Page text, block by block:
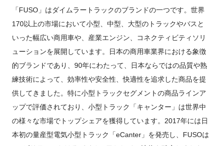
「FUSO」はダイムラートラックのブランドの一つです。世界
170以上の市場において小型、中型、大型のトラックやバスと
いった幅広い商用車や、産業エンジン、コネクティビティソリ
ューションを展開しています。日本の商用車業界における象徴
的ブランドであり、90年にわたって、日本ならではの品質や熟
練技術によって、効率性や安全性、快適性を追求した商品を提
供してきました。特に小型トラックセグメントの商品ラインア
ップで評価されており、小型トラック「キャンター」は世界中
の様々な市場でトップシェアを獲得しています。2017年には日
本初の量産型電気小型トラック「eCanter」を発売し、FUSOは